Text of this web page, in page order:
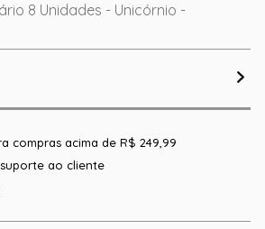
8 Unidades - Unicórnio -
compras acima de R$ 249,99
ao cliente